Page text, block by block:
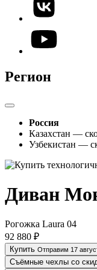
Регион
Россия
Казахстан —
Узбекистан —
Диван
Рогожка Laura 04
92 880 ₽
Купить Отправим 17
Съёмные чехлы со